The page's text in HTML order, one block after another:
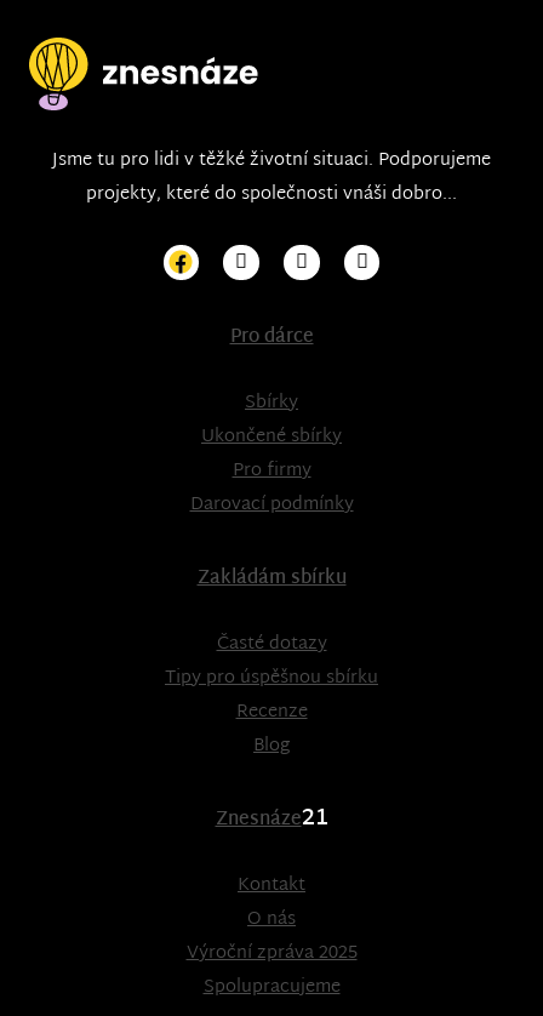
Jsme tu pro lidi v těžké životní situaci. Podporujeme
projekty, které do společnosti vnáši dobro...
Pro dárce
Sbírky
Ukončené sbírky
Pro firmy
Darovací podmínky
Zakládám sbírku
Časté dotazy
Tipy pro úspěšnou sbírku
Recenze
Blog
Znesnáze21
Kontakt
O nás
Výroční zpráva 2025
Spolupracujeme